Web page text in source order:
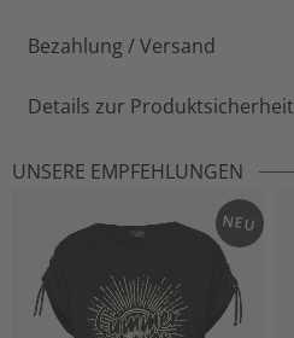
Bezahlung / Versand
Details zur Produktsicherheit
UNSERE EMPFEHLUNGEN
NEU